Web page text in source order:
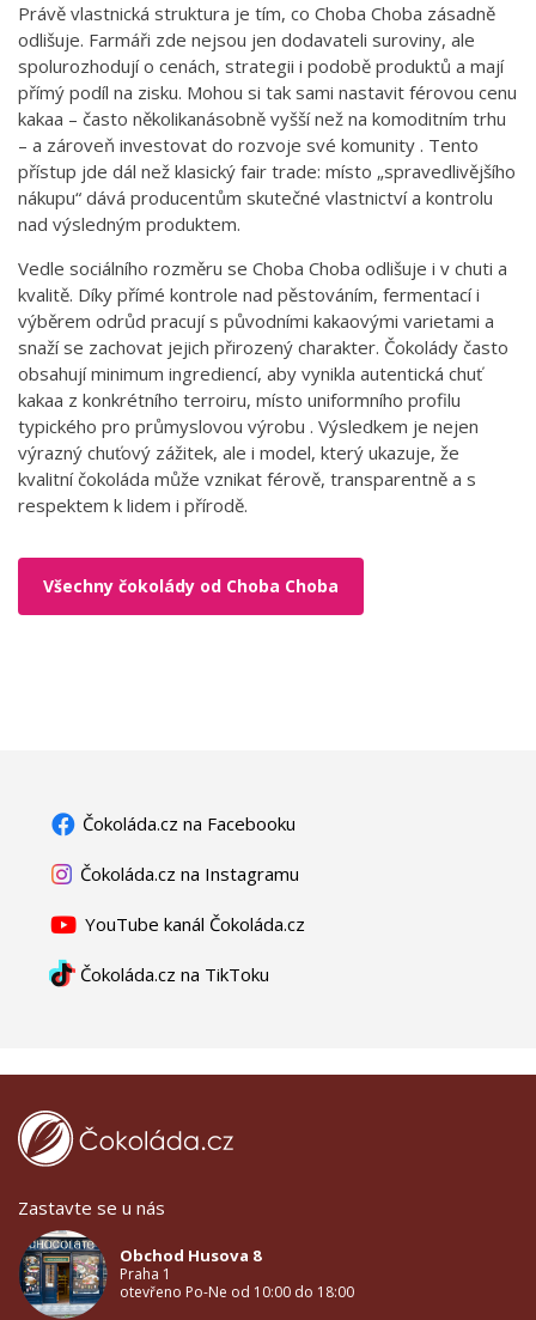
Právě vlastnická struktura je tím, co Choba Choba zásadně
odlišuje. Farmáři zde nejsou jen dodavateli suroviny, ale
spolurozhodují o cenách, strategii i podobě produktů a mají
přímý podíl na zisku. Mohou si tak sami nastavit férovou cenu
kakaa – často několikanásobně vyšší než na komoditním trhu
– a zároveň investovat do rozvoje své komunity . Tento
přístup jde dál než klasický fair trade: místo „spravedlivějšího
nákupu“ dává producentům skutečné vlastnictví a kontrolu
nad výsledným produktem.
Vedle sociálního rozměru se Choba Choba odlišuje i v chuti a
kvalitě. Díky přímé kontrole nad pěstováním, fermentací i
výběrem odrůd pracují s původními kakaovými varietami a
snaží se zachovat jejich přirozený charakter. Čokolády často
obsahují minimum ingrediencí, aby vynikla autentická chuť
kakaa z konkrétního terroiru, místo uniformního profilu
typického pro průmyslovou výrobu . Výsledkem je nejen
výrazný chuťový zážitek, ale i model, který ukazuje, že
kvalitní čokoláda může vznikat férově, transparentně a s
respektem k lidem i přírodě.
Všechny čokolády od Choba Choba
Čokoláda.cz na Facebooku
Čokoláda.cz na Instagramu
YouTube kanál Čokoláda.cz
Čokoláda.cz na TikToku
Zastavte se u nás
Obchod Husova 8
Praha 1
otevřeno Po-Ne od 10:00 do 18:00